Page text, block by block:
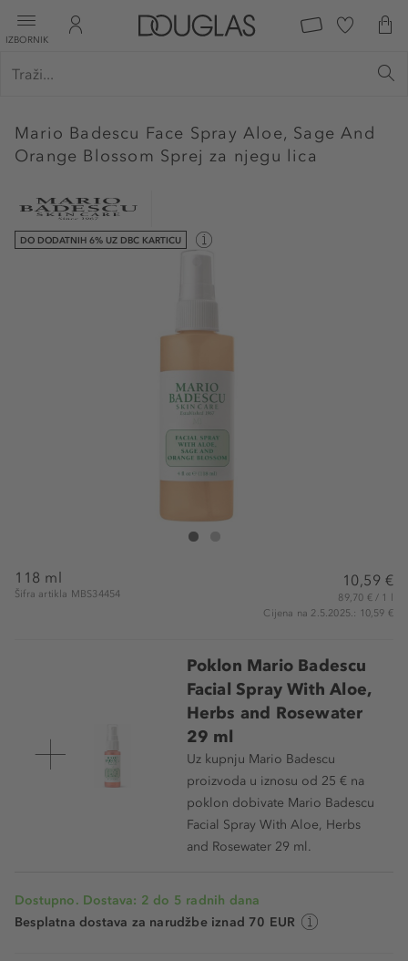
IZBORNIK
Mario Badescu Face Spray Aloe, Sage And
Orange Blossom Sprej za njegu lica
DO DODATNIH 6% UZ DBC KARTICU
Mario Badescu Face Spray Aloe, Sage And
118 ml
Šifra artikla MBS34454
10,59 €
89,70 € / 1 l
Cijena na 2.5.2025.: 10,59 €
Poklon Mario Badescu
Facial Spray With Aloe,
Herbs and Rosewater
29 ml
Uz kupnju Mario Badescu
proizvoda u iznosu od 25 € na
poklon dobivate Mario Badescu
Facial Spray With Aloe, Herbs
and Rosewater 29 ml.
Dostupno. Dostava: 2 do 5 radnih dana
Besplatna dostava za narudžbe iznad 70 EUR